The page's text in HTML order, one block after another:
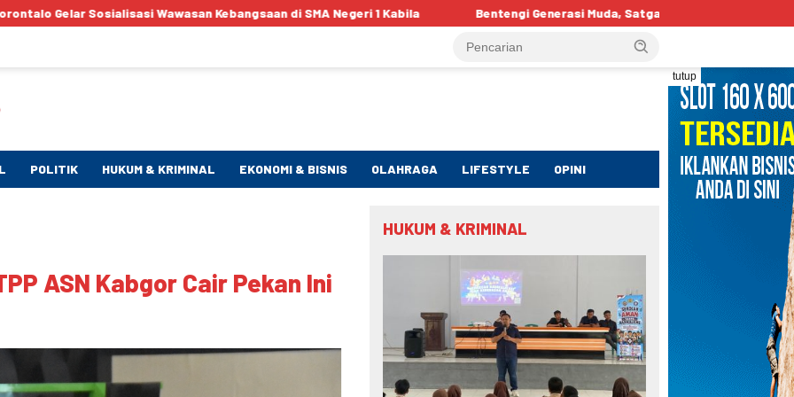
Kebangsaan di SMA Negeri 1 Kabila Bentengi Generasi Muda, Satgaswil Gorontalo Edukasi Pelajar tentang Bahaya
tutup
POLITIK HUKUM & KRIMINAL EKONOMI & BISNIS OLAHRAGA LIFESTYLE OPINI
ASN Kabgor Cair Pekan Ini
HUKUM & KRIMINAL